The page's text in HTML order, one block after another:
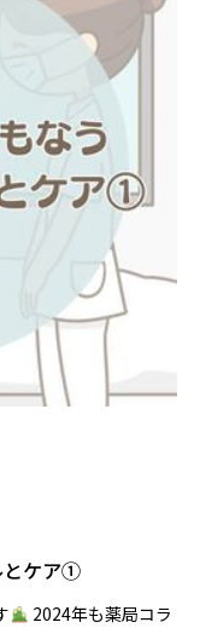
とケア①
2024年も薬局コラ